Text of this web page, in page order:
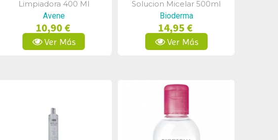
Limpiadora 400 Ml
Avene
10,90 €
Ver Más
Solucion Micelar 500ml
Bioderma
14,95 €
Ver Más